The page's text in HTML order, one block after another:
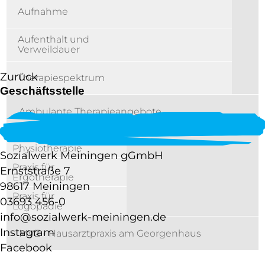
Aufnahme
Aufenthalt und
Verweildauer
Therapiespektrum
Ambulante Therapieangebote
Physiotherapie
Praxis für
Ergotherapie
Praxis für
Logopädie
MVZ - Hausarztpraxis am Georgenhaus
Zurück
Geschäftsstelle
Sozialwerk Meiningen gGmbH
Ernststraße 7
98617 Meiningen
03693 456-0
info@sozialwerk-meiningen.de
Instagram
Facebook